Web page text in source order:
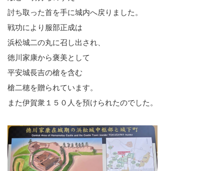
討ち取った首を手に城内へ戻りました。
戦功により服部正成は
浜松城二の丸に召し出され、
徳川家康から褒美として
平安城長吉の槍を含む
槍二穂を贈られています。
また伊賀衆１５０人を預けられたのでした。